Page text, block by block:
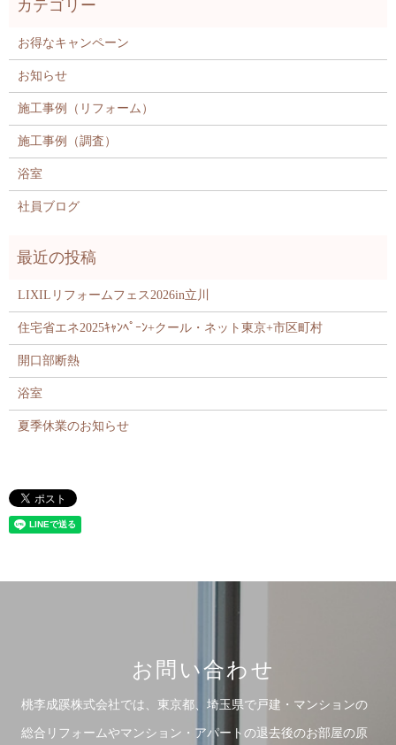
お得なキャンペーン
お知らせ
施工事例（リフォーム）
施工事例（調査）
浴室
社員ブログ
LIXILリフォームフェス2026in立川
住宅省エネ2025ｷｬﾝﾍﾟｰﾝ+クール・ネット東京+市区町村
開口部断熱
浴室
夏季休業のお知らせ
お問い合わせ
桃李成蹊株式会社では、東京都、埼玉県で戸建・マンションの
総合リフォームやマンション・アパートの退去後のお部屋の原